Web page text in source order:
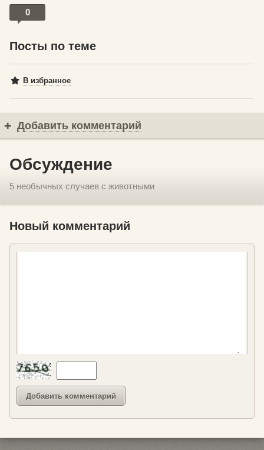
0
Посты по теме
В избранное
Добавить комментарий
Обсуждение
5 необычных случаев с животными
Новый комментарий